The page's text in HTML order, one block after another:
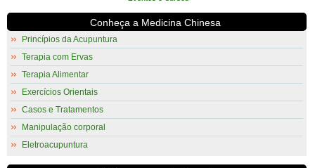
Conheça a Medicina Chinesa
Princípios da Acupuntura
Terapia com Ervas
Terapia Alimentar
Exercícios Orientais
Casos e Tratamentos
Manipulação corporal
Eletroacupuntura